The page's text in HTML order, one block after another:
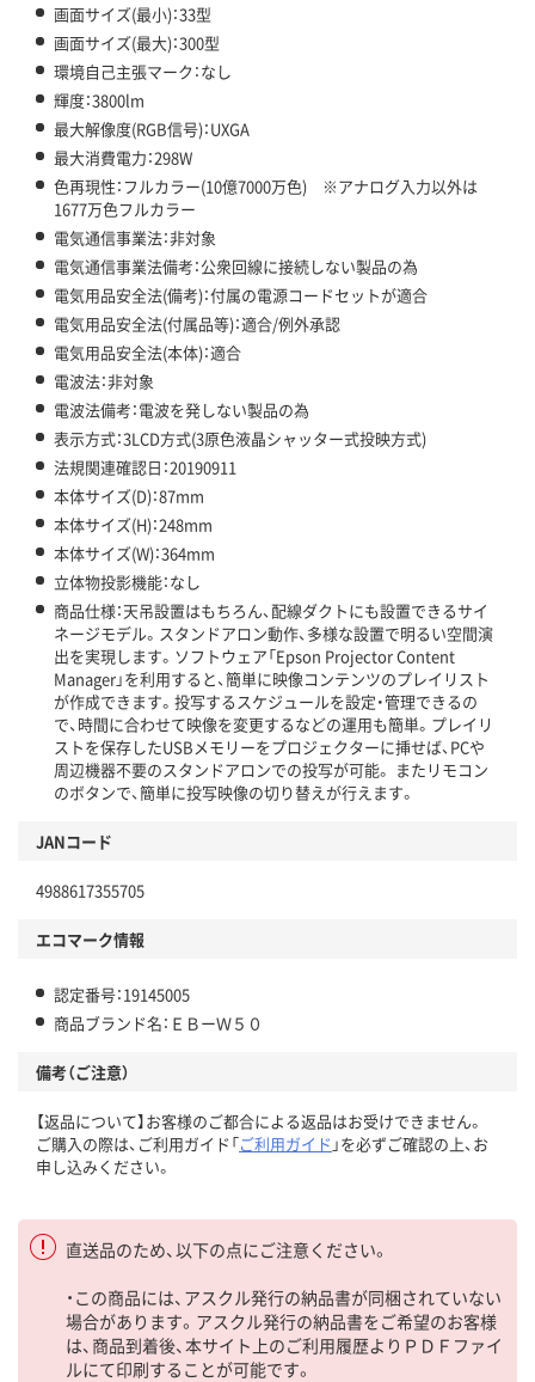
画面サイズ(最小)：33型
画面サイズ(最大)：300型
環境自己主張マーク：なし
輝度：3800lm
最大解像度(RGB信号)：UXGA
最大消費電力：298W
色再現性：フルカラー(10億7000万色) ※アナログ入力以外は
1677万色フルカラー
電気通信事業法：非対象
電気通信事業法備考：公衆回線に接続しない製品の為
電気用品安全法(備考)：付属の電源コードセットが適合
電気用品安全法(付属品等)：適合/例外承認
電気用品安全法(本体)：適合
電波法：非対象
電波法備考：電波を発しない製品の為
表示方式：3LCD方式(3原色液晶シャッター式投映方式)
法規関連確認日：20190911
本体サイズ(D)：87mm
本体サイズ(H)：248mm
本体サイズ(W)：364mm
立体物投影機能：なし
商品仕様：天吊設置はもちろん、配線ダクトにも設置できるサイ
ネージモデル。スタンドアロン動作、多様な設置で明るい空間演
出を実現します。ソフトウェア「Epson Projector Content
Manager」を利用すると、簡単に映像コンテンツのプレイリスト
が作成できます。投写するスケジュールを設定・管理できるの
で、時間に合わせて映像を変更するなどの運用も簡単。プレイリ
ストを保存したUSBメモリーをプロジェクターに挿せば、PCや
周辺機器不要のスタンドアロンでの投写が可能。 またリモコン
のボタンで、簡単に投写映像の切り替えが行えます。
JANコード
4988617355705
エコマーク情報
認定番号：19145005
商品ブランド名：ＥＢーＷ５０
備考（ご注意）
【返品について】お客様のご都合による返品はお受けできません。
ご購入の際は、ご利用ガイド「ご利用ガイド 」を必ずご確認の上、お
申し込みください。
直送品のため、以下の点にご注意ください。
・この商品には、アスクル発行の納品書が同梱されていない
場合があります。アスクル発行の納品書をご希望のお客様
は、商品到着後、本サイト上のご利用履歴よりＰＤＦファイ
ルにて印刷することが可能です。